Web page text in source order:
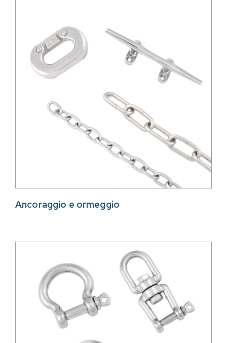
Ancoraggio e ormeggio